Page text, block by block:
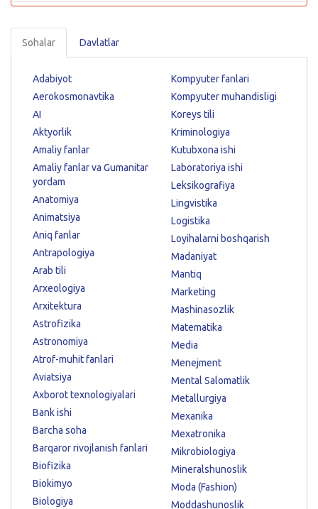
Sohalar Davlatlar
Adabiyot
Aerokosmonavtika
AI
Aktyorlik
Amaliy fanlar
Amaliy fanlar va Gumanitar
yordam
Anatomiya
Animatsiya
Aniq fanlar
Antrapologiya
Arab tili
Arxeologiya
Arxitektura
Astrofizika
Astronomiya
Atrof-muhit fanlari
Aviatsiya
Axborot texnologiyalari
Bank ishi
Barcha soha
Barqaror rivojlanish fanlari
Biofizika
Biokimyo
Biologiya
Kompyuter fanlari
Kompyuter muhandisligi
Koreys tili
Kriminologiya
Kutubxona ishi
Laboratoriya ishi
Leksikografiya
Lingvistika
Logistika
Loyihalarni boshqarish
Madaniyat
Mantiq
Marketing
Mashinasozlik
Matematika
Media
Menejment
Mental Salomatlik
Metallurgiya
Mexanika
Mexatronika
Mikrobiologiya
Mineralshunoslik
Moda (Fashion)
Moddashunoslik